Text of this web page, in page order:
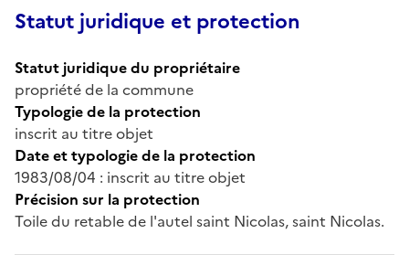
Statut juridique et protection
Statut juridique du propriétaire
propriété de la commune
Typologie de la protection
inscrit au titre objet
Date et typologie de la protection
1983/08/04 : inscrit au titre objet
Précision sur la protection
Toile du retable de l'autel saint Nicolas, saint Nicolas.